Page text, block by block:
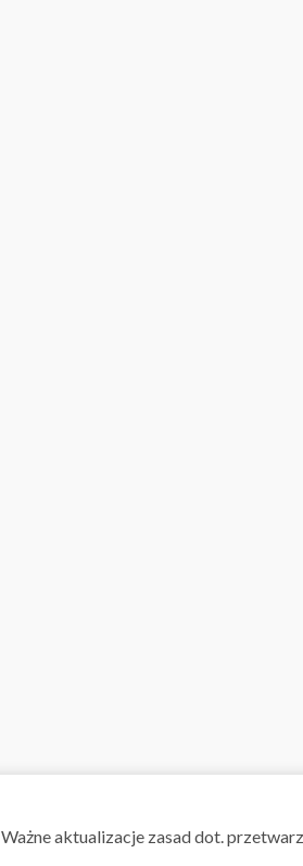
Ważne aktualizacje zasad dot.